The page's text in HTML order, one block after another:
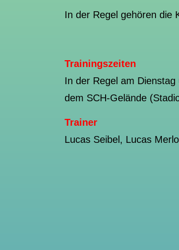
In der Regel gehören die
Trainingszeiten
In der Regel am
dem SCH-Gelände
Trainer
Lucas Seibel, Lucas